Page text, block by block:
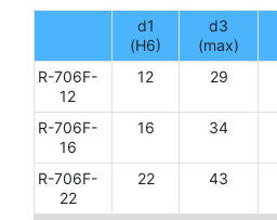
d1
(H6)
d3
(max)
R-706F-
12
12 29
R-706F-
16
16 34
R-706F-
22
22 43